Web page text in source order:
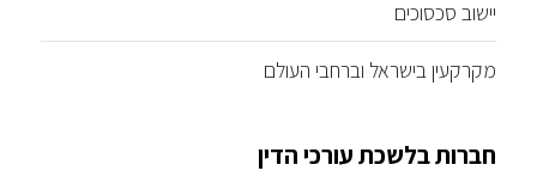
יישוב סכסוכים
מקרקעין בישראל וברחבי העולם
חברות בלשכת עורכי הדין